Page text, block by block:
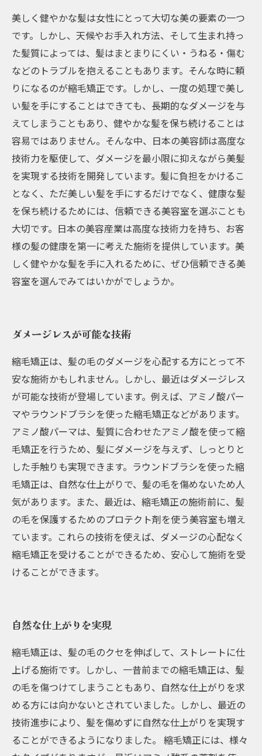
美しく健やかな髪は女性にとって大切な美の要素の一つ
です。しかし、天候やお手入れ方法、そして生まれ持っ
た髪質によっては、髪はまとまりにくい・うねる・傷む
などのトラブルを抱えることもあります。そんな時に頼
りになるのが縮毛矯正です。しかし、一度の処理で美し
い髪を手にすることはできても、長期的なダメージを与
えてしまうこともあり、健やかな髪を保ち続けることは
容易ではありません。そんな中、日本の美容師は高度な
技術力を駆使して、ダメージを最小限に抑えながら美髪
を実現する技術を開発しています。髪に負担をかけるこ
となく、ただ美しい髪を手にするだけでなく、健康な髪
を保ち続けるためには、信頼できる美容室を選ぶことも
大切です。日本の美容産業は高度な技術力を持ち、お客
様の髪の健康を第一に考えた施術を提供しています。美
しく健やかな髪を手に入れるために、ぜひ信頼できる美
容室を選んでみてはいかがでしょうか。
ダメージレスが可能な技術
縮毛矯正は、髪の毛のダメージを心配する方にとって不
安な施術かもしれません。しかし、最近はダメージレス
が可能な技術が登場しています。例えば、アミノ酸パー
マやラウンドブラシを使った縮毛矯正などがあります。
アミノ酸パーマは、髪質に合わせたアミノ酸を使って縮
毛矯正を行うため、髪にダメージを与えず、しっとりと
した手触りも実現できます。ラウンドブラシを使った縮
毛矯正は、自然な仕上がりで、髪の毛を傷めないため人
気があります。また、最近は、縮毛矯正の施術前に、髪
の毛を保護するためのプロテクト剤を使う美容室も増え
ています。これらの技術を使えば、ダメージの心配なく
縮毛矯正を受けることができるため、安心して施術を受
けることができます。
自然な仕上がりを実現
縮毛矯正は、髪の毛のクセを伸ばして、ストレートに仕
上げる施術です。しかし、一昔前までの縮毛矯正は、髪
の毛を傷つけてしまうこともあり、自然な仕上がりを求
める方には向かないとされていました。しかし、最近の
技術進歩により、髪を傷めずに自然な仕上がりを実現す
ることができるようになりました。 縮毛矯正には、様々